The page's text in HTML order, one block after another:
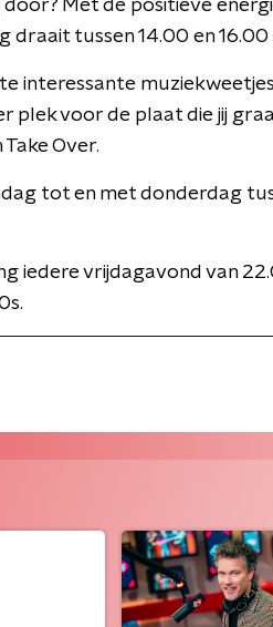
door? Met de positieve
draait tussen 14.00 en 16.00
interessante
plek voor de plaat die jij
Over.
tot en met donderdag
iedere vrijdagavond van